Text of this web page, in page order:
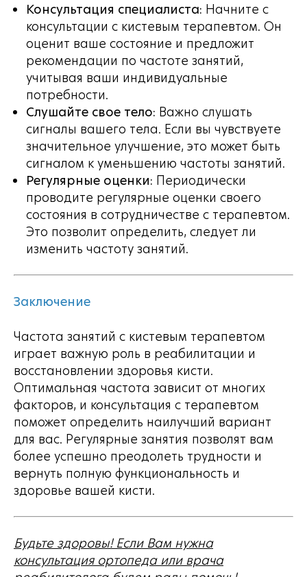
Консультация специалиста: Начните с
консультации с кистевым терапевтом. Он
оценит ваше состояние и предложит
рекомендации по частоте занятий,
учитывая ваши индивидуальные
потребности.
Слушайте свое тело: Важно слушать
сигналы вашего тела. Если вы чувствуете
значительное улучшение, это может быть
сигналом к уменьшению частоты занятий.
Регулярные оценки: Периодически
проводите регулярные оценки своего
состояния в сотрудничестве с терапевтом.
Это позволит определить, следует ли
изменить частоту занятий.
Заключение
Частота занятий с кистевым терапевтом
играет важную роль в реабилитации и
восстановлении здоровья кисти.
Оптимальная частота зависит от многих
факторов, и консультация с терапевтом
поможет определить наилучший вариант
для вас. Регулярные занятия позволят вам
более успешно преодолеть трудности и
вернуть полную функциональность и
здоровье вашей кисти.
Будьте здоровы! Если Вам нужна
консультация ортопеда или врача